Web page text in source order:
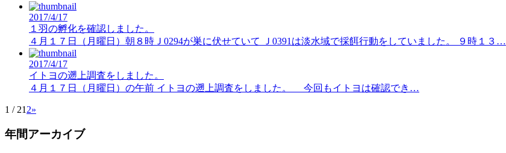
2017/4/17
１羽の孵化を確認しました。
４月１７日（月曜日）朝８時Ｊ0294が巣に伏せていて Ｊ0391は淡水域で採餌行動をしていました。 ９時１３…
2017/4/17
イトヨの遡上調査をしました。
４月１７日（月曜日）の午前 イトヨの遡上調査をしました。 今回もイトヨは確認でき…
1 / 21 2»
年間アーカイブ